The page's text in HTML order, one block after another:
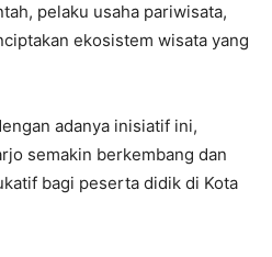
pelaku usaha pariwisata,
ekosistem wisata yang
adanya inisiatif ini,
semakin berkembang dan
bagi peserta didik di Kota